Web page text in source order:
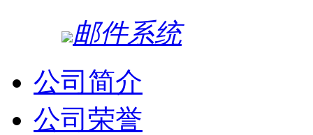
邮件系统
公司简介
公司荣誉